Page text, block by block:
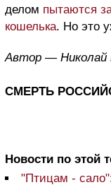
делом пытаются
кошелька. Но это
Автор — Николай
СМЕРТЬ
Новости по этой
"Птицам -